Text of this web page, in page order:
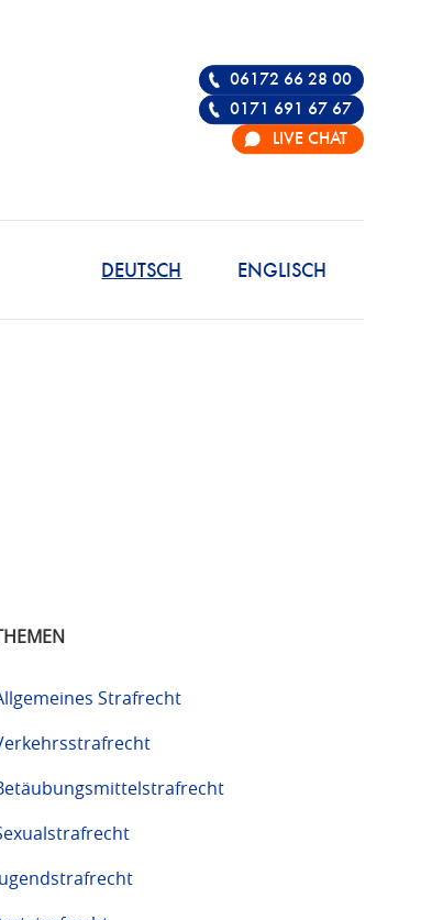
ENGLISCH
DEUTSCH
06172 66 28 00
0171 691 67 67
LIVE CHAT
Strafrecht